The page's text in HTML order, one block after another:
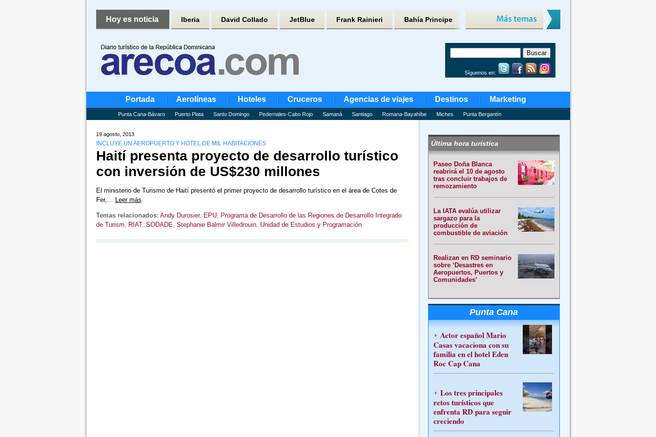
Hoy es noticia Iberia David Collado JetBlue Frank Rainieri Bahía Principe
Síguenos en:
Portada Aerolíneas Hoteles Cruceros Agencias de viajes Destinos Marketing
Punta Cana-Bávaro Puerto Plata Santo Domingo Pedernales-Cabo Rojo Samaná Santiago Romana-Bayahíbe Miches Punta Bergantín
19 agosto, 2013
INCLUYE UN AEROPUERTO Y HOTEL DE MIL HABITACIONES
Haití presenta proyecto de desarrollo turístico
con inversión de US$230 millones
El ministerio de Turismo de Haití presentó el primer proyecto de desarrollo turístico en el área de Cotes de
Fer,… Leer más
Temas relacionados: Andy Durosier, EPU, Programa de Desarrollo de las Regiones de Desarrollo Integrado
de Turism, RIAT, SODADE, Stephanie Balmir Villedrouin, Unidad de Estudios y Programación
Última hora turística
Paseo Doña Blanca
reabrirá el 10 de agosto
tras concluir trabajos de
remozamiento
La IATA evalúa utilizar
sargazo para la
producción de
combustible de aviación
Realizan en RD seminario
sobre ‘Desastres en
Aeropuertos, Puertos y
Comunidades’
Punta Cana
Actor español Mario
Casas vacaciona con su
familia en el hotel Eden
Roc Cap Cana
Los tres principales
retos turísticos que
enfrenta RD para seguir
creciendo